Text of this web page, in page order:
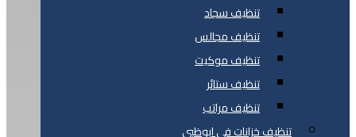
تنظيف سجاد
تنظيف مجالس
تنظيف موكيت
تنظيف ستائر
تنظيف مراتب
تنظيف خزانات في ابوظبي